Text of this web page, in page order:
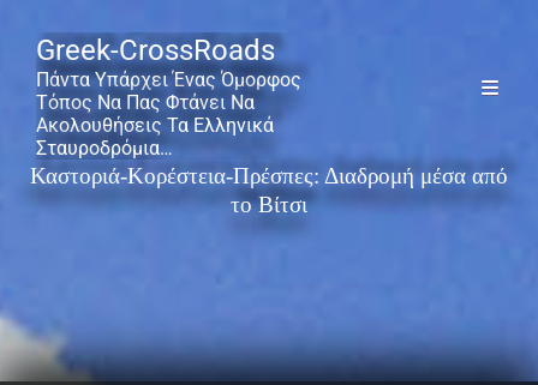
Greek-CrossRoads
Πάντα Υπάρχει Ένας Όμορφος
Τόπος Να Πας Φτάνει Να
Ακολουθήσεις Τα Ελληνικά
Σταυροδρόμια…
Καστοριά-Κορέστεια-Πρέσπες: Διαδρομή μέσα από
το Βίτσι